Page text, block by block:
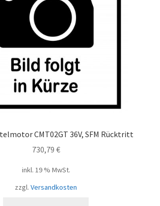
CMT02GT 36V, SFM Rücktritt
730,79 €
inkl. 19 % MwSt.
zzgl. Versandkosten